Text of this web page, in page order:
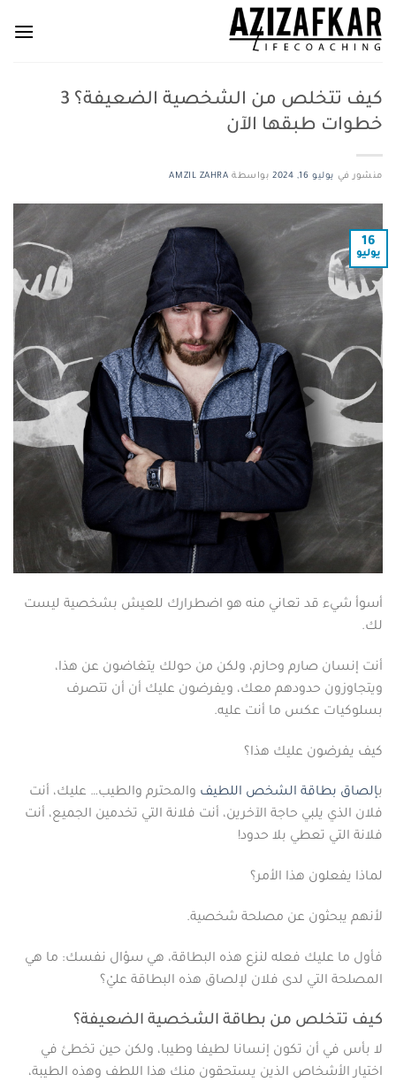
تخطي
للمحتوى
كيف تتخلص من الشخصية الضعيفة؟ 3
خطوات طبقها الآن
منشور في يوليو 16, 2024 بواسطة AMZIL ZAHRA
16
يوليو
أسوأ شيء قد تعاني منه هو اضطرارك للعيش بشخصية ليست
لك.
أنت إنسان صارم وحازم، ولكن من حولك يتغاضون عن هذا،
ويتجاوزون حدودهم معك، ويفرضون عليك أن أن تتصرف
بسلوكيات عكس ما أنت عليه.
كيف يفرضون عليك هذا؟
بإلصاق بطاقة الشخص اللطيف والمحترم والطيب… عليك، أنت
فلان الذي يلبي حاجة الآخرين، أنت فلانة التي تخدمين الجميع، أنت
فلانة التي تعطي بلا حدود!
لماذا يفعلون هذا الأمر؟
لأنهم يبحثون عن مصلحة شخصية.
فأول ما عليك فعله لنزع هذه البطاقة، هي سؤال نفسك: ما هي
المصلحة التي لدى فلان لإلصاق هذه البطاقة عليْ؟
كيف تتخلص من بطاقة الشخصية الضعيفة؟
لا بأس في أن تكون إنسانا لطيفا وطيبا، ولكن حين تخطئ في
اختيار الأشخاص الذين يستحقون منك هذا اللطف وهذه الطيبة،